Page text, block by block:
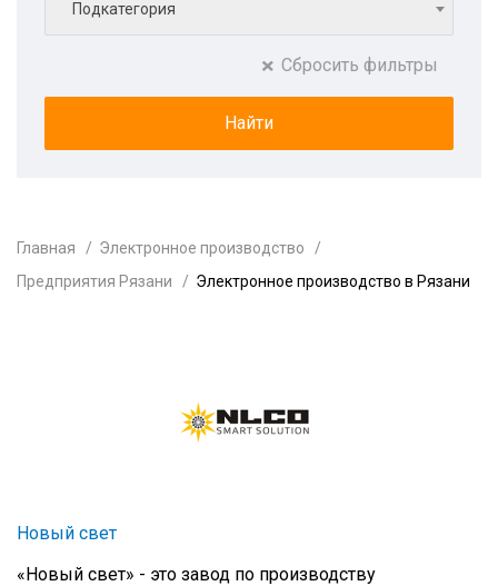
Подкатегория
Сбросить фильтры
Главная
Электронное производство
Предприятия Рязани
Электронное производство в Рязани
Новый свет
«Новый свет» - это завод по производству